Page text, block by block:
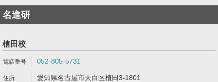
名進研
植田校
052-805-5731
愛知県名古屋市天白区植田3-1801